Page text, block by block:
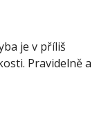
je v příliš
Pravidelně a